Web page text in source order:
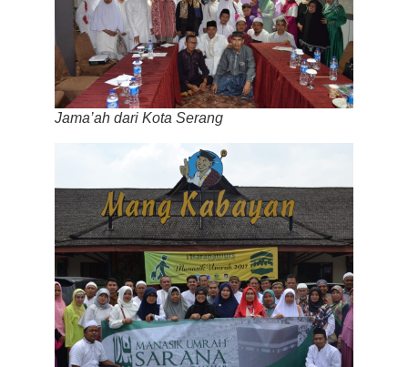
Jama’ah dari Kota Serang